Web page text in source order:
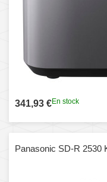
341,93 €En stock
Panasonic SD-R 2530